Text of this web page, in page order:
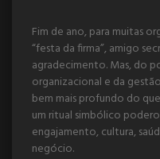
Fim de ano, para muitas
“festa da firma”, amigo
agradecimento. Mas, do
organizacional e da
bem mais profundo do
um ritual simbólico
engajamento, cultura,
negócio.